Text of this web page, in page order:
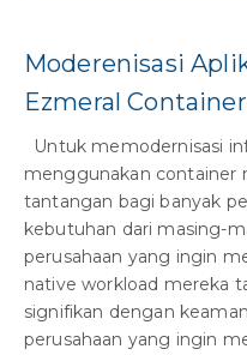
Moderenisasi
Ezmeral
Untuk memodernisasi
menggunakan container
tantangan bagi banyak
kebutuhan dari masing-
perusahaan yang ingin
native workload mereka
signifikan dengan
perusahaan yang ingin